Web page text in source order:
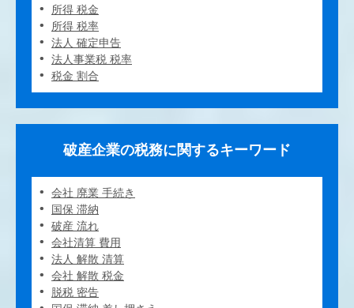
所得 税金
所得 税率
法人 確定申告
法人事業税 税率
税金 割合
破産企業の税務に関するキーワード
会社 廃業 手続き
国保 滞納
破産 流れ
会社清算 費用
法人 解散 清算
会社 解散 税金
脱税 密告